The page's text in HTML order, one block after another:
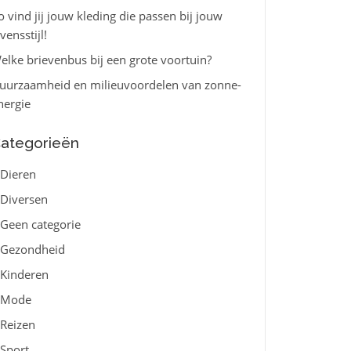
vind jij jouw kleding die passen bij jouw
brievenbus bij een grote voortuin?
en milieuvoordelen van zonne-
Dieren
Diversen
Geen categorie
Gezondheid
Kinderen
Mode
Reizen